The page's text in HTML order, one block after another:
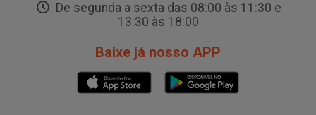
De segunda a sexta das 08:00 às 11:30 e
13:30 às 18:00
Baixe já nosso APP